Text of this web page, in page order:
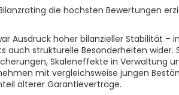
die höchsten Bewertungen
Ausdruck hoher bilanzieller Stabilität –
auch strukturelle Besonderheiten wider.
Skaleneffekte in Verwaltung
mit vergleichsweise jungen
älterer Garantieverträge.